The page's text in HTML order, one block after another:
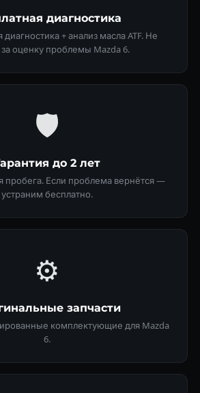
диагностика
+ анализ масла ATF. Не
за оценку проблемы Mazda 6.
🛡
до 2 лет
пробега. Если проблема вернётся —
устраним бесплатно.
⚙️
запчасти
комплектующие для Mazda
6.